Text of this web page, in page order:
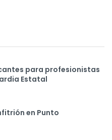
para profesionistas
Estatal
en Punto